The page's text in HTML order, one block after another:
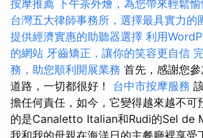
按摩推薦 下午茶外燴，為您帶來輕鬆
台灣五大律師事務所，選擇最具實力的
提供經濟實惠的助聽器選擇 利用
的網站 牙齒矯正，讓你的笑容更自信
務，助您順利開展業務 首先，感謝您
道路，一切都很好！ 台中市按摩服務
擔任何責任，如今，它變得越來越不可
的是Canaletto Italian和Rudi的Sel de
我和我的母親在海洋日的主餐廳裡享受